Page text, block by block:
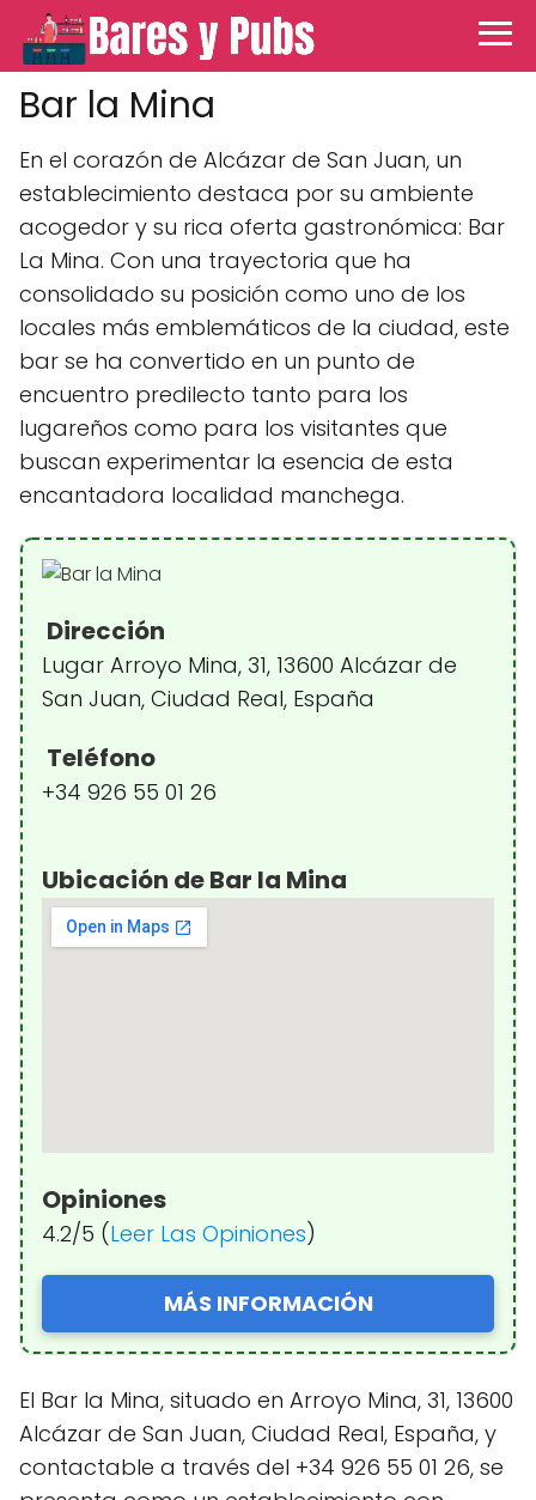
Bar la Mina
En el corazón de Alcázar de San Juan, un
establecimiento destaca por su ambiente
acogedor y su rica oferta gastronómica: Bar
La Mina. Con una trayectoria que ha
consolidado su posición como uno de los
locales más emblemáticos de la ciudad, este
bar se ha convertido en un punto de
encuentro predilecto tanto para los
lugareños como para los visitantes que
buscan experimentar la esencia de esta
encantadora localidad manchega.
Dirección
Lugar Arroyo Mina, 31, 13600 Alcázar de
San Juan, Ciudad Real, España
Teléfono
+34 926 55 01 26
Ubicación de Bar la Mina
Opiniones
4.2/5 (Leer Las Opiniones)
MÁS INFORMACIÓN
El Bar la Mina, situado en Arroyo Mina, 31, 13600
Alcázar de San Juan, Ciudad Real, España, y
contactable a través del +34 926 55 01 26, se